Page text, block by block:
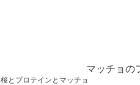
マッチョの
桜とプロテインとマッチョ